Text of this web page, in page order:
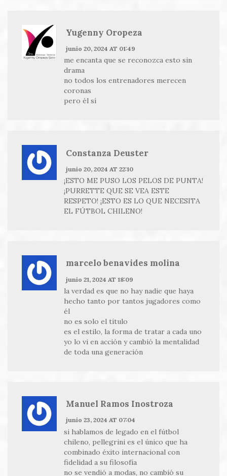
Yugenny Oropeza
junio 20, 2024 AT 01:49
me encanta que se reconozca esto sin
drama
no todos los entrenadores merecen
coronas
pero él sí
Constanza Deuster
junio 20, 2024 AT 22:10
¡ESTO ME PUSO LOS PELOS DE PUNTA!
¡PURRETTE QUE SE VEA ESTE
RESPETO! ¡ESTO ES LO QUE NECESITA
EL FÚTBOL CHILENO!
marcelo benavides molina
junio 21, 2024 AT 18:09
la verdad es que no hay nadie que haya
hecho tanto por tantos jugadores como
él
no es solo el título
es el estilo, la forma de tratar a cada uno
yo lo vi en acción y cambió la mentalidad
de toda una generación
Manuel Ramos Inostroza
junio 23, 2024 AT 07:04
si hablamos de legado en el fútbol
chileno, pellegrini es el único que ha
combinado éxito internacional con
fidelidad a su filosofía
no se vendió a modas, no cambió su